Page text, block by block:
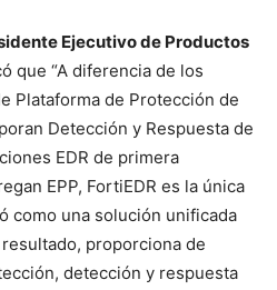
Ejecutivo de Productos
que “A diferencia de los
Plataforma de Protección de
Detección y Respuesta de
EDR de primera
EPP, FortiEDR es la única
como una solución unificada
proporciona de
detección y respuesta